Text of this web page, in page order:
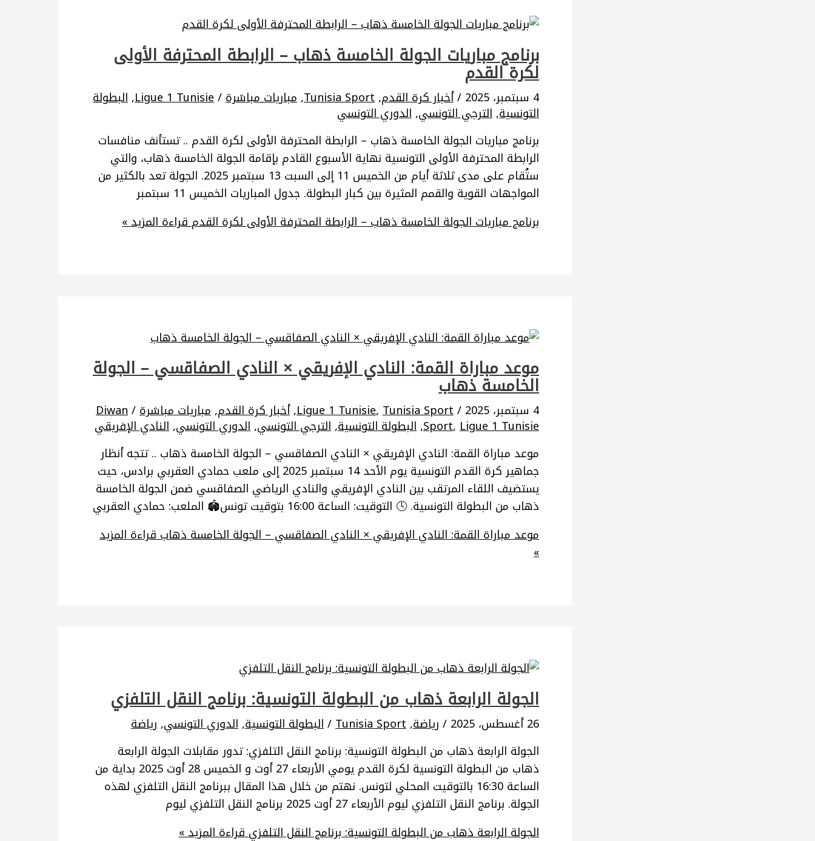
برنامج مباريات الجولة الخامسة ذهاب – الرابطة المحترفة الأولى
لكرة القدم
4 سبتمبر، 2025 /أخبار كرة القدم,
Tunisia Sport
,مباريات مباشرة/
Ligue 1 Tunisie
,البطولة
التونسية,الترجي التونسي,الدوري التونسي
برنامج مباريات الجولة الخامسة ذهاب – الرابطة المحترفة الأولى لكرة القدم .. تستأنف منافسات
الرابطة المحترفة الأولى التونسية نهاية الأسبوع القادم بإقامة الجولة الخامسة ذهاب، والتي
ستُقام على مدى ثلاثة أيام من الخميس 11 إلى السبت 13 سبتمبر 2025. الجولة تعد بالكثير من
المواجهات القوية والقمم المثيرة بين كبار البطولة. جدول المباريات الخميس 11 سبتمبر
برنامج مباريات الجولة الخامسة ذهاب – الرابطة المحترفة الأولى لكرة القدمقراءة المزيد »
موعد مباراة القمة: النادي الإفريقي × النادي الصفاقسي – الجولة
الخامسة ذهاب
4 سبتمبر، 2025 /
Ligue 1 Tunisie, Tunisia Sport
,أخبار كرة القدم,مباريات مباشرة/
Diwan
Sport, Ligue 1 Tunisie
,البطولة التونسية,الترجي التونسي,الدوري التونسي,النادي الإفريقي
موعد مباراة القمة: النادي الإفريقي × النادي الصفاقسي – الجولة الخامسة ذهاب .. تتجه أنظار
جماهير كرة القدم التونسية يوم الأحد 14 سبتمبر 2025 إلى ملعب حمادي العقربي برادس، حيث
يستضيف اللقاء المرتقب بين النادي الإفريقي والنادي الرياضي الصفاقسي ضمن الجولة الخامسة
ذهاب من البطولة التونسية. 🕓 التوقيت: الساعة 16:00 بتوقيت تونس🏟️ الملعب: حمادي العقربي
موعد مباراة القمة: النادي الإفريقي × النادي الصفاقسي – الجولة الخامسة ذهابقراءة المزيد
»
الجولة الرابعة ذهاب من البطولة التونسية: برنامج النقل التلفزي
26 أغسطس، 2025 / رياضة,
Tunisia Sport
/البطولة التونسية,الدوري التونسي, رياضة
الجولة الرابعة ذهاب من البطولة التونسية: برنامج النقل التلفزي: تدور مقابلات الجولة الرابعة
ذهاب من البطولة التونسية لكرة القدم يومي الأربعاء 27 أوت و الخميس 28 أوت 2025 بداية من
الساعة 16:30 بالتوقيت المحلي لتونس. نهتم من خلال هذا المقال ببرنامج النقل التلفزي لهذه
الجولة. برنامج النقل التلفزي ليوم الأربعاء 27 أوت 2025 برنامج النقل التلفزي ليوم
الجولة الرابعة ذهاب من البطولة التونسية: برنامج النقل التلفزيقراءة المزيد »